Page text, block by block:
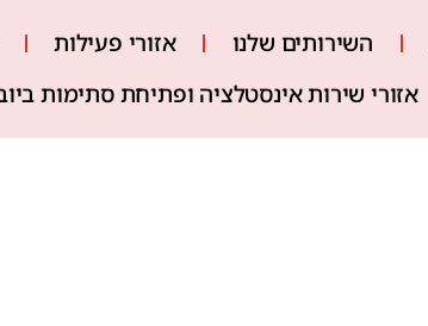
השירותים שלנו אזורי פעילות
אזורי שירות אינסטלציה ופתיחת סתימות